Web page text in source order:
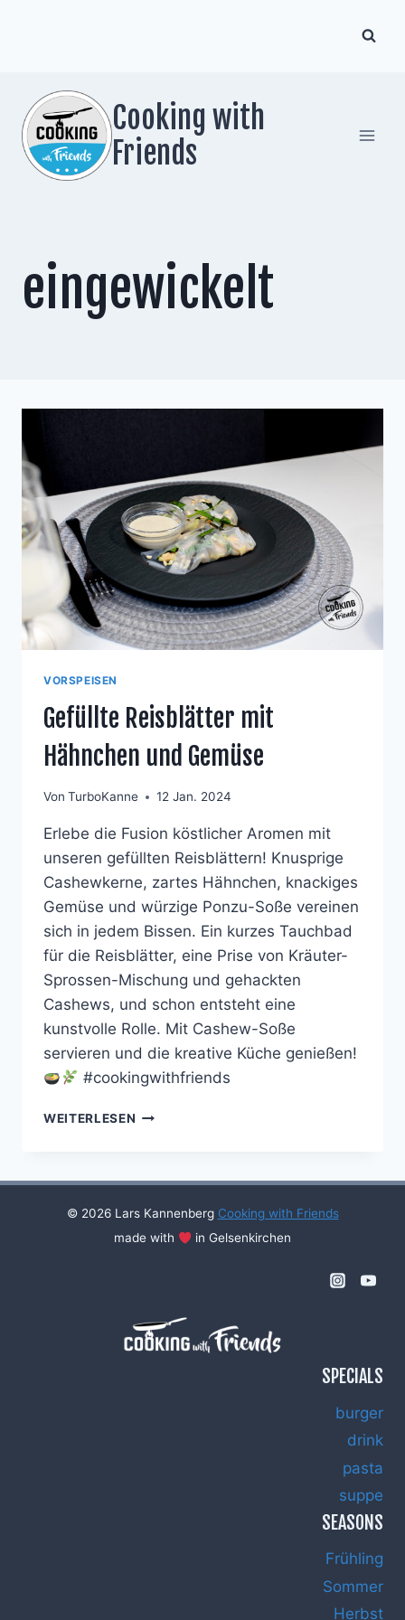
Cooking with
Friends
eingewickelt
VORSPEISEN
Gefüllte Reisblätter mit
Hähnchen und Gemüse
Von TurboKanne 12 Jan. 2024
Erlebe die Fusion köstlicher Aromen mit
unseren gefüllten Reisblättern! Knusprige
Cashewkerne, zartes Hähnchen, knackiges
Gemüse und würzige Ponzu-Soße vereinen
sich in jedem Bissen. Ein kurzes Tauchbad
für die Reisblätter, eine Prise von Kräuter-
Sprossen-Mischung und gehackten
Cashews, und schon entsteht eine
kunstvolle Rolle. Mit Cashew-Soße
servieren und die kreative Küche genießen!
#cookingwithfriends
WEITERLESEN GEFÜLLTE
UND
GEMÜSE
© 2026 Lars Kannenberg Cooking with Friends
made with
in Gelsenkirchen
SPECIALS
burger
drink
pasta
suppe
SEASONS
Frühling
Sommer
Herbst